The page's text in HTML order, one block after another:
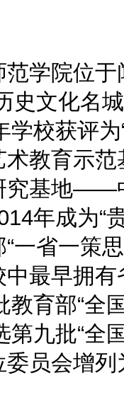
院位于
史文化名
学校获评
术教育示
究基地——
年成为“
一省一策
中最早拥
教育部“全
第九批“全
委员会增列